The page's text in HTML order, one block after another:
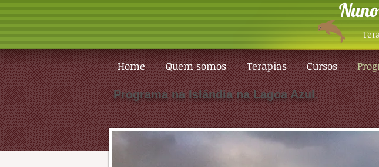
Home Quem somos Terapias Cursos
Programa na Islândia na Lagoa Azul.